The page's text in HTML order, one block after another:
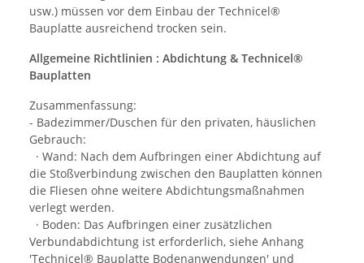
usw.) müssen vor dem Einbau der Technicel®
Bauplatte ausreichend trocken sein.
Allgemeine Richtlinien : Abdichtung & Technicel®
Bauplatten
Zusammenfassung:
- Badezimmer/Duschen für den privaten, häuslichen
Gebrauch:
· Wand: Nach dem Aufbringen einer Abdichtung auf
die Stoßverbindung zwischen den Bauplatten können
die Fliesen ohne weitere Abdichtungsmaßnahmen
verlegt werden.
· Boden: Das Aufbringen einer zusätzlichen
Verbundabdichtung ist erforderlich, siehe Anhang
'Technicel® Bauplatte Bodenanwendungen' und